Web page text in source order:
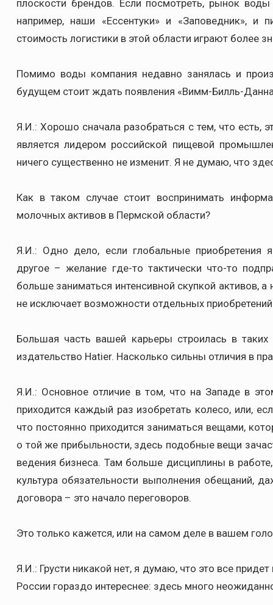
плоскости брендов. Если посмотреть, рынок
например, наши «Ессентуки» и «Заповедник»,
стоимость логистики в этой области играют более
Помимо воды компания недавно занялась и
будущем стоит ждать появления «Вимм-Билль-
Я.И.: Хорошо сначала разобраться с тем, что есть,
является лидером российской пищевой
ничего существенно не изменит. Я не думаю, что
Как в таком случае стоит воспринимать
молочных активов в Пермской области?
Я.И.: Одно дело, если глобальные приобретения
другое – желание где-то тактически что-то
больше заниматься интенсивной скупкой активов,
не исключает возможности отдельных
Большая часть вашей карьеры строилась в таких
издательство Hatier. Насколько сильны отличия в
Я.И.: Основное отличие в том, что на Западе в
приходится каждый раз изобретать колесо, или,
что постоянно приходится заниматься вещами,
о той же прибыльности, здесь подобные вещи
ведения бизнеса. Там больше дисциплины в
культура обязательности выполнения обещаний,
договора – это начало переговоров.
Это только кажется, или на самом деле в вашем
Я.И.: Грусти никакой нет, я думаю, что это все
России гораздо интереснее: здесь много